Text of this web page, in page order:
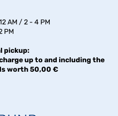
AM / 2 - 4 PM
PM
pickup:
up to and including the
worth 50,00 €